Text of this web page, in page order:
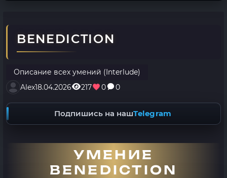
BENEDICTION
Описание всех умений (Interlude)
Alex18.04.2026 217 0 0
Подпишись на нашTelegram
УМЕНИЕ
BENEDICTION